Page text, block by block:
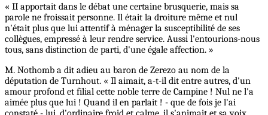
« II apportait dans le débat une certaine brusquerie, mais sa
parole ne froissait personne. Il était la droiture même et nul
n'était plus que lui attentif à ménager la susceptibilité de ses
collègues, empressé à leur rendre service. Aussi l'entourions-nous
tous, sans distinction de parti, d'une égale affection. »
M. Nothomb a dit adieu au baron de Zerezo au nom de la
députation de Turnhout. « Il aimait, a-t-il dit entre autres, d'un
amour profond et filial cette noble terre de Campine ! Nul ne l'a
aimée plus que lui ! Quand il en parlait ! - que de fois je l'ai